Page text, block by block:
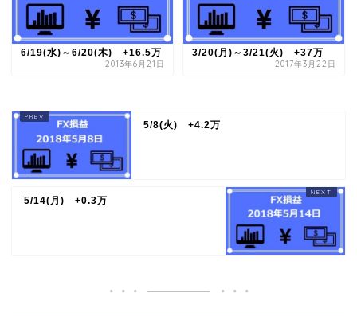
6/19(水)～6/20(木) +16.5万
2013年6月21日
3/20(月)～3/21(火) +37万
2017年3月22日
5/8(火) +4.2万
5/14(月) +0.3万